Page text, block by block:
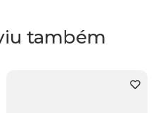
também